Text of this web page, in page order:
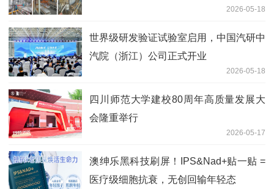
2026-05-18
世界级研发验证试验室启用，中国汽研中
汽院（浙江）公司正式开业
2026-05-18
四川师范大学建校80周年高质量发展大
会隆重举行
2026-05-17
澳绅乐黑科技刷屏！IPS&Nad+贴一贴 =
医疗级细胞抗衰，无创回输年轻态